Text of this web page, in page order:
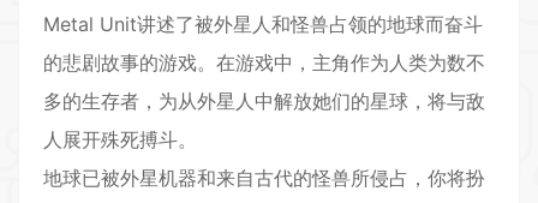
Metal Unit讲述了被外星人和怪兽占领的地球而奋斗
的悲剧故事的游戏。在游戏中，主角作为人类为数不
多的生存者，为从外星人中解放她们的星球，将与敌
人展开殊死搏斗。
地球已被外星机器和来自古代的怪兽所侵占，你将扮